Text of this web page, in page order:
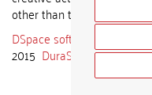
other than the author.
DSpace software
2015 DuraSpace